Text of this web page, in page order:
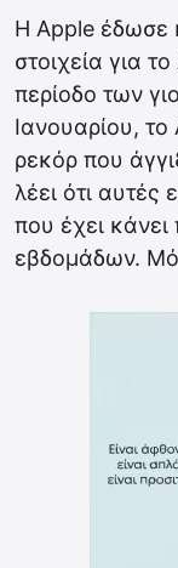
Η Apple έδωσε
στοιχεία για
περίοδο των
Ιανουαρίου,
ρεκόρ που
λέει ότι αυτές
που έχει
εβδομάδων.